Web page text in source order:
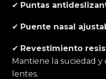
✔ Puntas
✔ Puente nasal
✔ Revestimiento
Mantiene la suciedad
lentes.